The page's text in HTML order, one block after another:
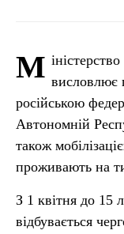
М висловлює
російською
Автономній
також
проживають на
З 1 квітня до 15
відбувається